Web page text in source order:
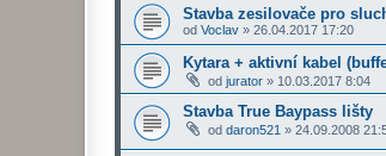
Stavba zesilovače pro
od Voclav » 26.04.2017 17:20
Kytara + aktivní kabel
od jurator » 10.03.2017 8:04
Stavba True Baypass lišty
od daron521 » 24.09.2008